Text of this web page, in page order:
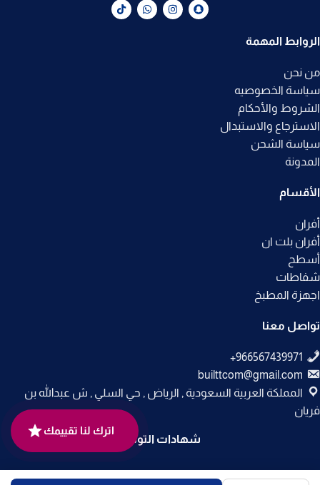
الروابط المهمة
من نحن
سياسة الخصوصيه
الشروط والأحكام
الاسترجاع والاستبدال
سياسة الشحن
المدونة
الأقسام
أفران
أفران بلت ان
أسطح
شفاطات
اجهزة المطبخ
تواصل معنا
builttcom@gmail.com
المملكة العربية السعودية , الرياض , حي السلي , ش عبدالله بن
فريان
شهادات التوثيق
جميع الحقوق محفوظة لـمتجر بلت إن© 2025.
اترك لنا تقييمك